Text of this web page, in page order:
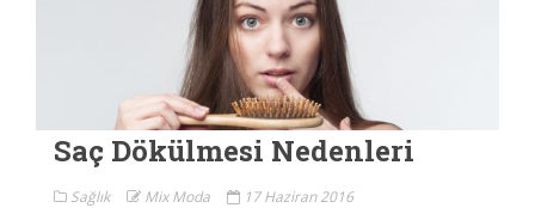
Saç Dökülmesi Nedenleri
Sağlık Mix Moda 17 Haziran 2016